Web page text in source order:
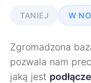
TANIEJ W
Zgromadzona
pozwala nam
jaką jest